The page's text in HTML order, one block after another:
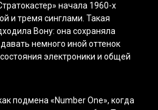
» начала 1960-х
и тремя синглами. Такая
Вону: она сохраняла
немного иной оттенок
электроники и общей
подмена«NumberOne», когда